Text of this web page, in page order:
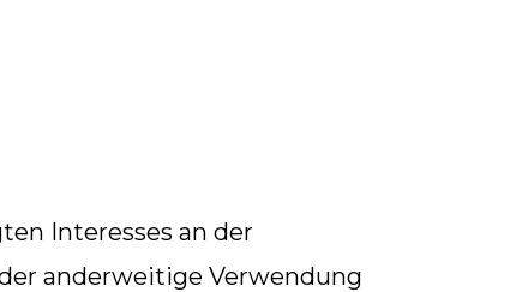
Interesses an der
anderweitige Verwendung